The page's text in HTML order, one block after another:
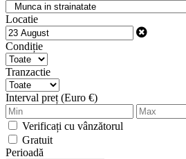
Locatie
Condiție
Tranzactie
Interval preț (Euro €)
Verificați cu vânzătorul
Gratuit
Perioadă